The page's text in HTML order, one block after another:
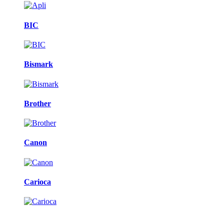
BIC
Bismark
Brother
Canon
Carioca